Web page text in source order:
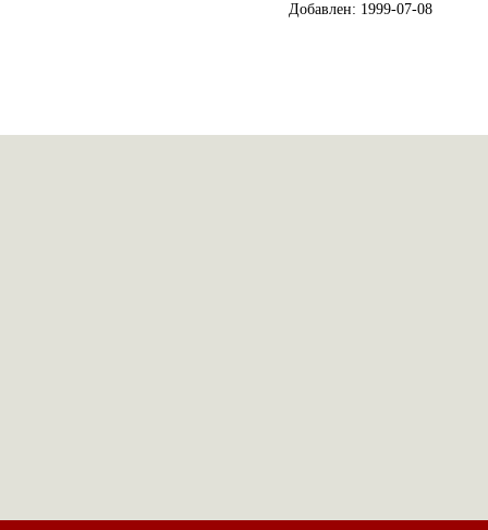
Добавлен: 1999-07-08